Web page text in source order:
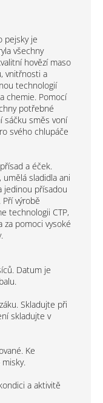
pejsky je
všechny
hovězí maso
vnitřnosti a
technologií
chemie. Pomocí
potřebné
sáčku směs voní
svého chlupáče
a éček.
umělá sladidla ani
jedinou přísadou
výrobě
technologii CTP,
za pomoci vysoké
Datum je
Skladujte při
skladujte v
Ke
a aktivitě